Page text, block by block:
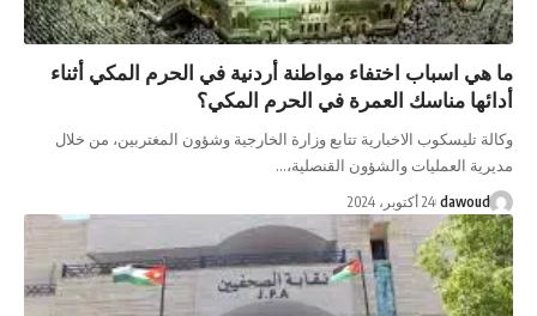
اختفاء مواطنة أردنية في الحرم المكي أثناء
العمرة في الحرم المكي؟
الاخبارية تتابع وزارة الخارجية وشؤون المغتربين، من خلال
والشؤون القنصلية،…